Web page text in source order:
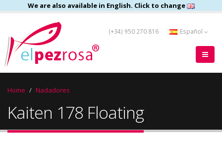
We are also available in English. Click to change
(+34) 950 270 816 Español
Home Nadadores
Kaiten 178 Floating